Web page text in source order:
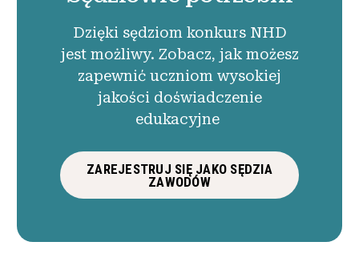
Dzięki sędziom konkurs NHD
jest możliwy. Zobacz, jak możesz
zapewnić uczniom wysokiej
jakości doświadczenie
edukacyjne
ZAREJESTRUJ SIĘ JAKO SĘDZIA
ZAWODÓW